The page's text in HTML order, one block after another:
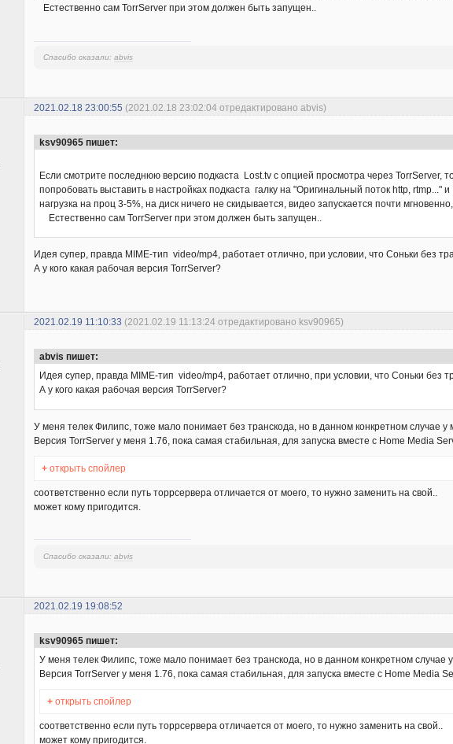
Естественно сам TorrServer при этом должен быть запущен..
Спасибо сказали:abvis
2021.02.18 23:00:55 (2021.02.18 23:02:04 отредактировано abvis)
ksv90965 пишет:
Если смотрите последнюю версию подкаста Lost.tv с опцией просмотра через TorrServer,
попробовать выставить в настройках подкаста галку на "Оригинальный поток http, rtmp..."
нагрузка на проц 3-5%, на диск ничего не скидывается, видео запускается почти
Естественно сам TorrServer при этом должен быть запущен..
Идея супер, правда MIME-тип video/mp4, работает отлично, при условии, что Соньки без
А у кого какая рабочая версия TorrServer?
2021.02.19 11:10:33 (2021.02.19 11:13:24 отредактировано ksv90965)
abvis пишет:
Идея супер, правда MIME-тип video/mp4, работает отлично, при условии, что Соньки без
А у кого какая рабочая версия TorrServer?
У меня телек Филипс, тоже мало понимает без транскода, но в данном конкретном случае у
Версия TorrServer у меня 1.76, пока самая стабильная, для запуска вместе с Home Media
+ открыть спойлер
соответственно если путь торрсервера отличается от моего, то нужно заменить на свой..
может кому пригодится.
Спасибо сказали:abvis
2021.02.19 19:08:52
ksv90965 пишет:
У меня телек Филипс, тоже мало понимает без транскода, но в данном конкретном случае
Версия TorrServer у меня 1.76, пока самая стабильная, для запуска вместе с Home Media
+ открыть спойлер
соответственно если путь торрсервера отличается от моего, то нужно заменить на свой..
может кому пригодится.